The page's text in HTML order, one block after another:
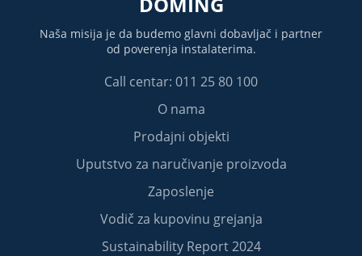
Naša misija je da budemo glavni dobavljač i partner
od poverenja instalaterima.
Call centar: 011 25 80 100
O nama
Prodajni objekti
Uputstvo za naručivanje proizvoda
Zaposlenje
Vodič za kupovinu grejanja
Sustainability Report 2024